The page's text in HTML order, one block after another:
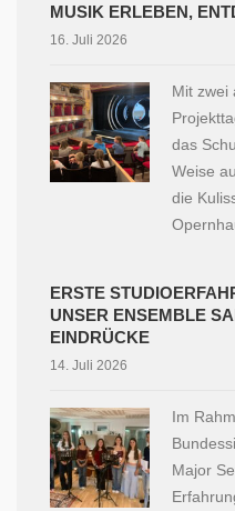
MUSIK ERLEBEN,
16. Juli 2026
Mit zwei
das
Weise
die
ERSTE
UNSER ENSEMBLE
EINDRÜCKE
14. Juli 2026
Im
Major